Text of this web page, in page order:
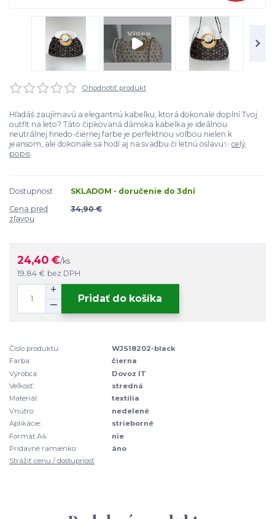
Ohodnotiť produkt
Hľadáš zaujímavú a elegantnú kabelku, ktorá dokonale doplní Tvoj
outfit na leto? Táto čipkovaná dámska kabelka je ideálnou
neutrálnej hnedo-čiernej farbe je perfektnou voľbou nielen k
jeansom, ale dokonale sa hodí aj na svadbu či letnú oslavu✨ celý
popis
Dostupnosť
SKLADOM - doručenie do 3dní
Cena pred
zľavou
34,90 €
24,40 €/ks
19,84 € bez DPH
Pridať do košíka
Číslo produktu:
WJS18202-black
Farba:
čierna
Výrobca:
Dovoz IT
Veľkosť:
stredná
Materiál:
textília
Vnútro:
nedelené
Aplikácie:
strieborné
Formát A4:
nie
Prídavné ramienko:
áno
Strážiť cenu / dostupnosť